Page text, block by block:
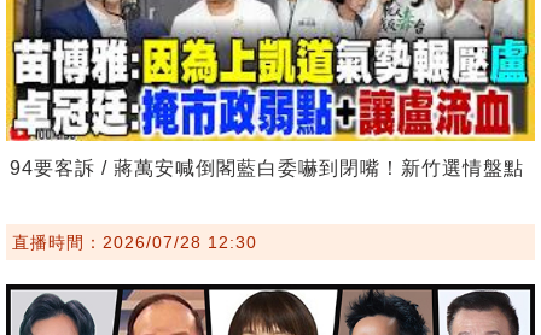
94要客訴 / 蔣萬安喊倒閣藍白委嚇到閉嘴！新竹選情盤點
直播時間：2026/07/28 12:30